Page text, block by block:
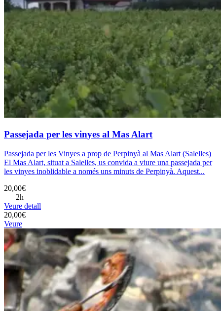
Passejada per les vinyes al Mas Alart
Passejada per les Vinyes a prop de Perpinyà al Mas Alart (Salelles)
El Mas Alart, situat a Salelles, us convida a viure una passejada per
les vinyes inoblidable a només uns minuts de Perpinyà. Aquest...
20,00€
2h
Veure detall
20,00€
Veure